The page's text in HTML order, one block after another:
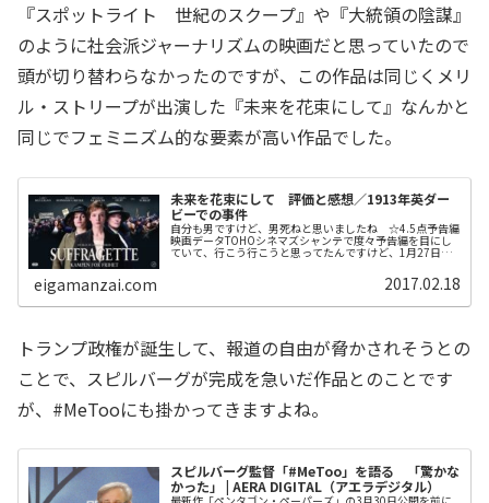
『スポットライト 世紀のスクープ』や『大統領の陰謀』
のように社会派ジャーナリズムの映画だと思っていたので
頭が切り替わらなかったのですが、この作品は同じくメリ
ル・ストリープが出演した『未来を花束にして』なんかと
同じでフェミニズム的な要素が高い作品でした。
未来を花束にして 評価と感想／1913年英ダー
ビーでの事件
自分も男ですけど、男死ねと思いましたね ☆4.5点予告編
映画データTOHOシネマズシャンテで度々予告編を目にし
ていて、行こう行こうと思ってたんですけど、1月27日の
eigamanzai.com 2017.02.18
トランプ政権が誕生して、報道の自由が脅かされそうとの
ことで、スピルバーグが完成を急いだ作品とのことです
が、#MeTooにも掛かってきますよね。
スピルバーグ監督「#MeToo」を語る 「驚かな
かった」 | AERA DIGITAL（アエラデジタル）